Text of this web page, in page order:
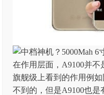
在作用层面，A9100并
旗舰级上看到的作用例
不到的，但是A9100也